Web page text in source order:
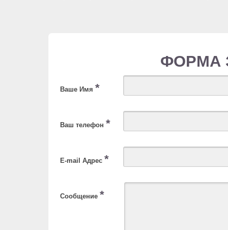
ФОРМА
Ваше Имя *
Ваш телефон *
E-mail Адрес *
Сообщение *